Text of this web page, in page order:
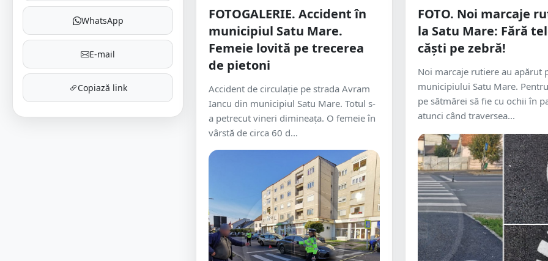
WhatsApp
E-mail
Copiază link
FOTOGALERIE. Accident în
municipiul Satu Mare.
Femeie lovită pe trecerea
de pietoni
Accident de circulație pe strada Avram
Iancu din municipiul Satu Mare. Totul s-
a petrecut vineri dimineața. O femeie în
vârstă de circa 60 d...
FOTO. Noi marcaje
la Satu Mare: Fără
căști pe zebră!
Noi marcaje rutiere au apărut
municipiului Satu Mare.
pe sătmărei să fie cu ochii în
atunci când traversea...